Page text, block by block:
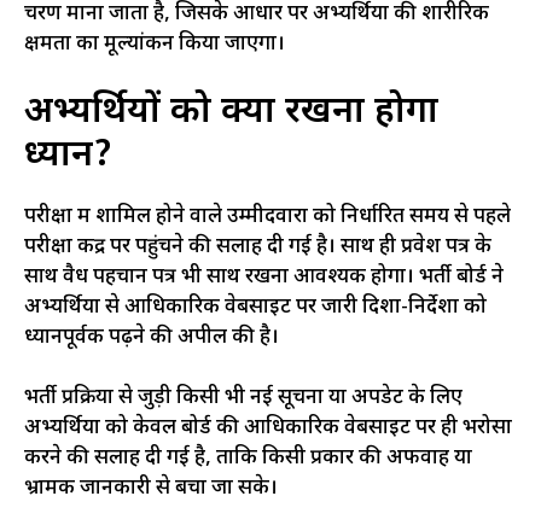
चरण माना जाता है, जिसके आधार पर अभ्यर्थियों की शारीरिक
क्षमता का मूल्यांकन किया जाएगा।
अभ्यर्थियों को क्या रखना होगा
ध्यान?
परीक्षा में शामिल होने वाले उम्मीदवारों को निर्धारित समय से पहले
परीक्षा केंद्र पर पहुंचने की सलाह दी गई है। साथ ही प्रवेश पत्र के
साथ वैध पहचान पत्र भी साथ रखना आवश्यक होगा। भर्ती बोर्ड ने
अभ्यर्थियों से आधिकारिक वेबसाइट पर जारी दिशा-निर्देशों को
ध्यानपूर्वक पढ़ने की अपील की है।
भर्ती प्रक्रिया से जुड़ी किसी भी नई सूचना या अपडेट के लिए
अभ्यर्थियों को केवल बोर्ड की आधिकारिक वेबसाइट पर ही भरोसा
करने की सलाह दी गई है, ताकि किसी प्रकार की अफवाह या
भ्रामक जानकारी से बचा जा सके।